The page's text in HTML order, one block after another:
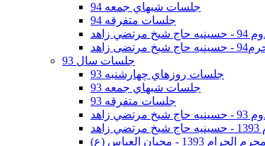
جلسات شبهاي جمعه 94
جلسات متفرقه 94
زاهد
زاهد
جلسات سال 93
جلسات روزهاي چهارشنبه 93
جلسات شبهاي جمعه 93
جلسات متفرقه 93
زاهد
- محبان العباس (ع)